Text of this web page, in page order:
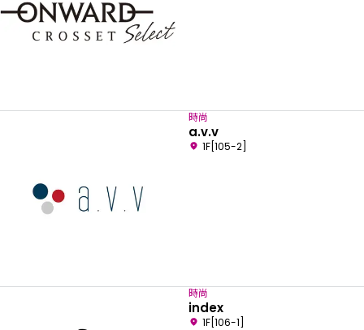
時尚
a.v.v
1F[105-2]
時尚
index
1F[106-1]